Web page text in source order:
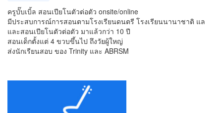
ครูบั๊บเบิ้ล สอนเปียโนตัวต่อตัว onsite/online
มีประสบการณ์การสอนตามโรงเรียนดนตรี โรงเรียนนานาชาติ แล
และสอนเปียโนตัวต่อตัว มาแล้วกว่า 10 ปี
สอนเด็กตั้งแต่ 4 ขวบขึ้นไป ถึงวัยผู้ใหญ่
ส่งนักเรียนสอบ ของ Trinity และ ABRSM